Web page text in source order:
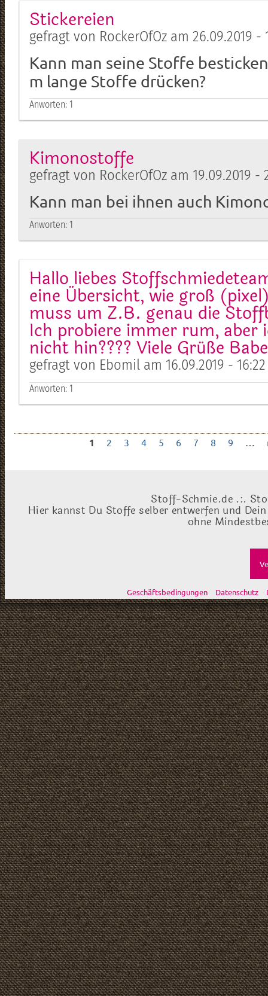
Stickereien
gefragt von RockerOfOz am 26.09.2019 -
Kann man seine Stoffe
m lange Stoffe drücken?
Anworten:1
Kimonostoffe
gefragt von RockerOfOz am 19.09.2019 -
Kann man bei ihnen auch
Anworten:1
Hallo liebes
eine Übersicht, wie groß
muss um Z.B. genau die
Ich probiere immer rum, aber
nicht hin???? Viele Grüße
gefragt von Ebomil am 16.09.2019 - 16:22
Anworten:1
1 2 3 4 5 6 7 8 9
Stoff-Schmie.de .:.
Hier kannst Du Stoffe selber entwerfen und
ohne
Geschäftsbedingungen Datenschutz